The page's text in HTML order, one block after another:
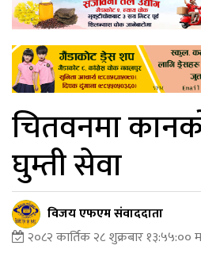
चितवनमा
घुम्ती सेवा
विजय एफएम संवाददाता
२०८२ कार्तिक २८ शुक्रबार १३:५५:००